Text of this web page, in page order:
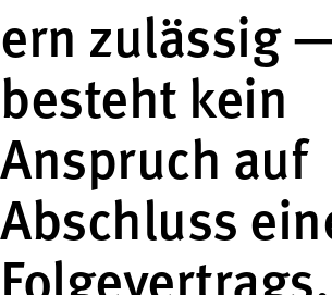
ern zulässig
besteht kein
Anspruch auf
Abschluss